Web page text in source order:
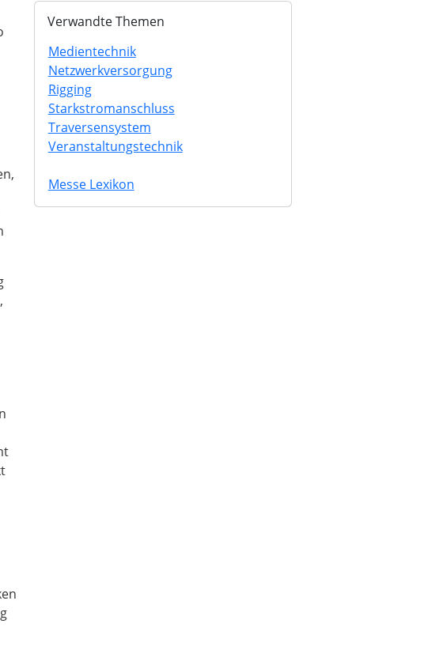
Verwandte Themen
Medientechnik
Netzwerkversorgung
Rigging
Starkstromanschluss
Traversensystem
Veranstaltungstechnik
Messe Lexikon